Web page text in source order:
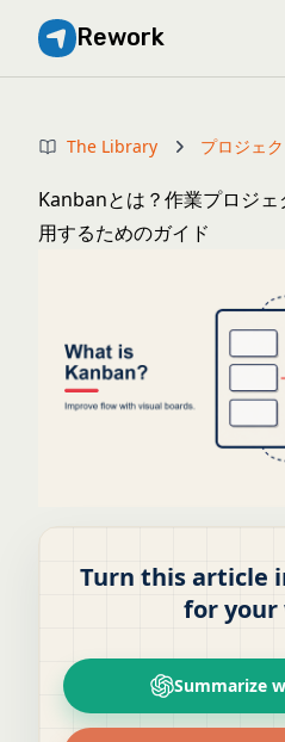
Rework
The Library プロジェ
Kanbanとは？作業プロジ
用するためのガイド
Turn this article
for your
Summarize